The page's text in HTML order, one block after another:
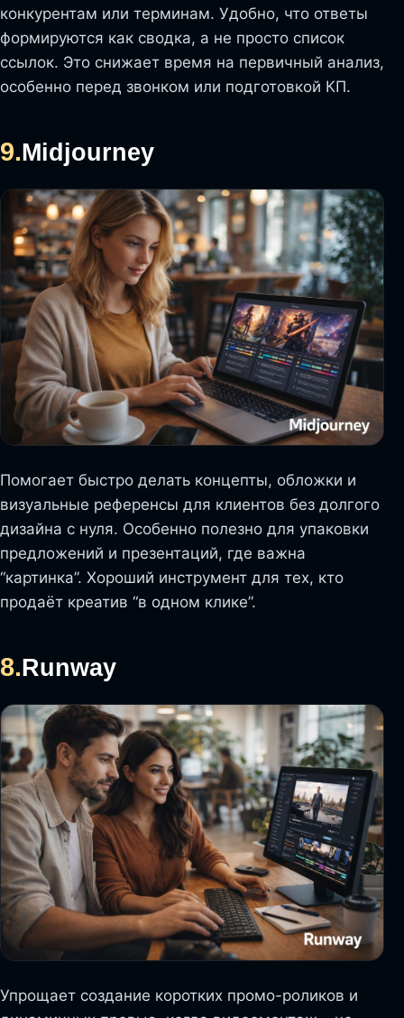
конкурентам или терминам. Удобно, что ответы
формируются как сводка, а не просто список
ссылок. Это снижает время на первичный анализ,
особенно перед звонком или подготовкой КП.
9.Midjourney
Помогает быстро делать концепты, обложки и
визуальные референсы для клиентов без долгого
дизайна с нуля. Особенно полезно для упаковки
предложений и презентаций, где важна
“картинка”. Хороший инструмент для тех, кто
продаёт креатив “в одном клике”.
8.Runway
Упрощает создание коротких промо-роликов и